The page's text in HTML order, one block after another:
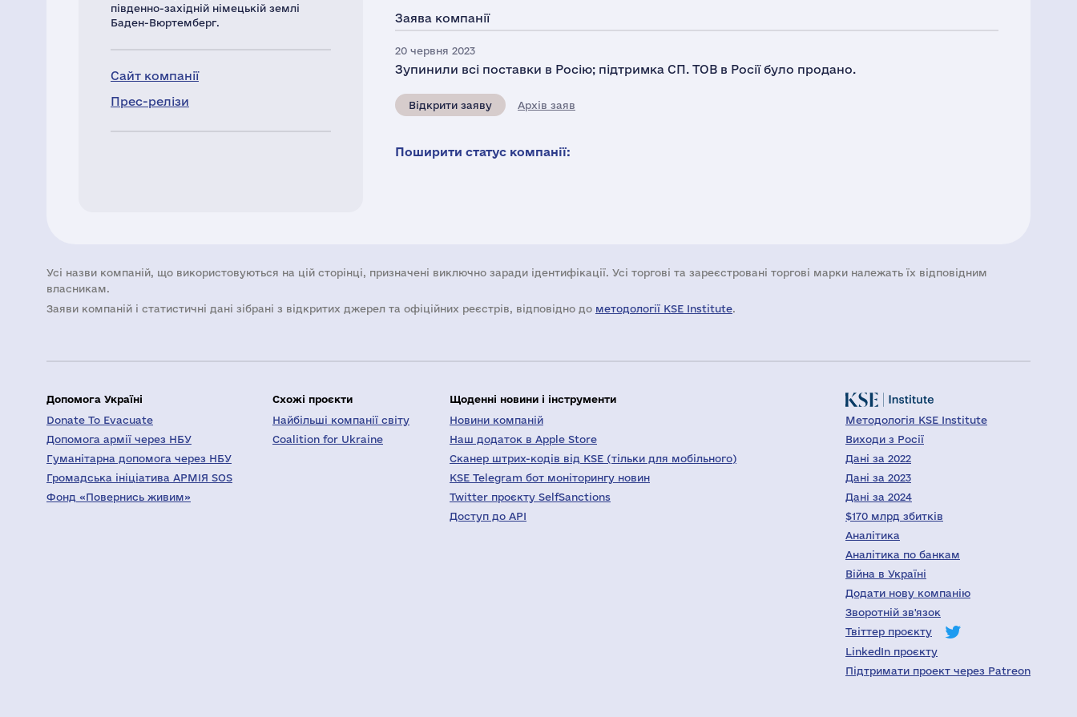
південно-західній німецькій землі
Баден-Вюртемберг.
Сайт компанії
Прес-релізи
Заява компанії
20 червня 2023
Зупинили всі поставки в Росію; підтримка СП. ТОВ в Росії було продано.
Відкрити заяву Архів заяв
Поширити статус компанії:
Усі назви компаній, що використовуються на цій сторінці, призначені виключно заради ідентифікації. Усі торгові та зареєстровані торгові марки належать їх відповідним
власникам.
Заяви компаній i статистичні дані зібрані з відкритих джерел та офіційних реєстрів, відповідно до методології KSE Institute.
Допомога Україні
Donate To Evacuate
Допомога армії через НБУ
Гуманітарна допомога через НБУ
Громадська ініціатива АРМІЯ SOS
Фонд «Повернись живим»
Схожі проєкти
Найбільші компанії світу
Coalition for Ukraine
Щоденні новини і інструменти
Новини компаній
Наш додаток в Apple Store
Сканер штрих-кодів від KSE (тільки для мобільного)
KSE Telegram бот моніторингу новин
Twitter проєкту SelfSanctions
Доступ до API
Методологія KSE Institute
Виходи з Росії
Дані за 2022
Дані за 2023
Дані за 2024
$170 млрд збитків
Аналітика
Аналітика по банкам
Війна в Україні
Додати нову компанію
Зворотній зв'язок
Твіттер проєкту
LinkedIn проєкту
Підтримати проект через Patreon